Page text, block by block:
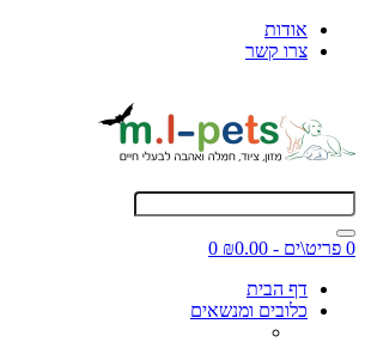
אודות
צרו קשר
0 פריט\ים - ₪0.00
0
דף הבית
כלובים ומנשאים